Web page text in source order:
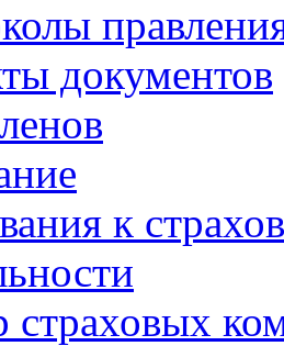
документов
к
страховых